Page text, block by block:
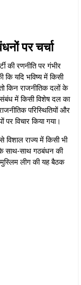
पर चर्चा
की रणनीति पर गंभीर
कि यदि भविष्य में किसी
किन राजनीतिक दलों के
में किसी विशेष दल का
परिस्थितियों और
पर विचार किया गया।
विशाल राज्य में किसी भी
के साथ-साथ गठबंधन की
मुस्लिम लीग की यह बैठक